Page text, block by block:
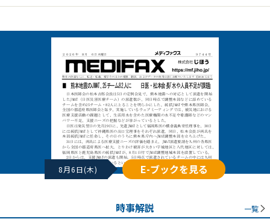
8月6日(木) E-ブックを見る
時事解説 一覧